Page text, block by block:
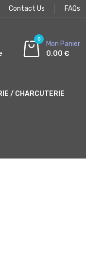
Contact Us FAQs
0
Mon Panier
0,00 €
/ CHARCUTERIE